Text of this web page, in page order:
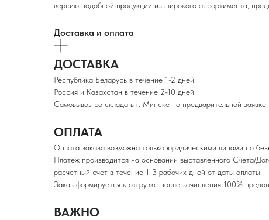
версию подобной продукции из широкого ассортимента,
Доставка и оплата
ДОСТАВКА
Республика Беларусь в течение 1-2 дней.
Россия и Казахстан в течение 2-10 дней.
Самовывоз со склада в г. Минске по предварительной заявке.
ОПЛАТА
Оплата заказа возможна только юридическими лицами по
Платеж производится на основании выставленного Счета/
расчетный счет в течение 1-3 рабочих дней от даты оплаты.
Заказ формируется к отгрузке после зачисления 100%
ВАЖНО